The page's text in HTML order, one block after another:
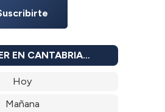
EN CANTABRIA…
Hoy
Mañana